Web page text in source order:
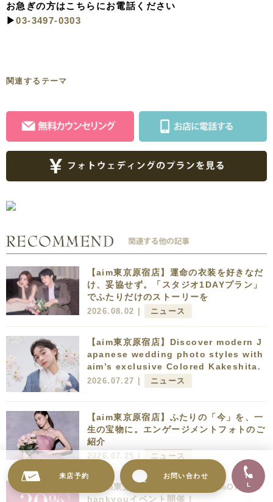
お急ぎの方はこちらにお電話ください
▶︎03-3497-0303
関連するテーマ
【aim東京原宿店】運命の衣装を好きなだ
け、妥協せず。「スタジオ1DAYプラン」
でふたりだけのストーリーを
2026.08.02 | ニュース
【aim東京原宿店】Discover modern J
apanese wedding photo styles with
aim’s exclusive Colored Kakeshita.
2026.07.27 | ニュース
【aim東京原宿店】ふたりの「今」を、一
生の宝物に。エンゲージメントフォトのご
紹介
2026.07.25 | ニュース
【aim東京原宿店】全プラン39%OFF！T
hankyouイベント開催！
来店予約 お問い合わせ
TE
L